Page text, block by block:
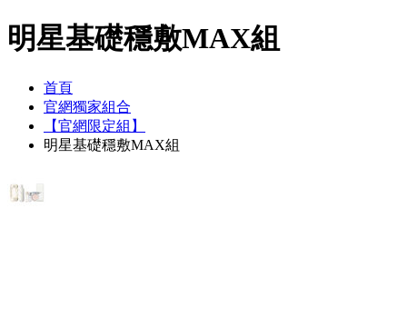
明星基礎穩敷MAX組
首頁
官網獨家組合
【官網限定組】
明星基礎穩敷MAX組